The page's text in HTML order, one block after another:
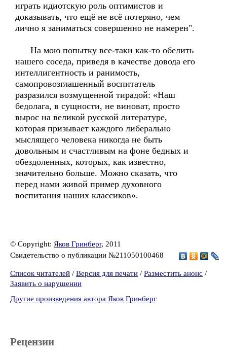
играть идиотскую роль оптимистов и
доказывать, что ещё не всё потеряно, чем
лично я заниматься совершенно не намерен".
На мою попытку все-таки как-то обелить
нашего соседа, приведя в качестве довода его
интеллигентность и ранимость,
самопровозглашенный воспитатель
разразился возмущенной тирадой: «Наш
бедолага, в сущности, не виноват, просто
вырос на великой русской литературе,
которая призывает каждого либерально
мыслящего человека никогда не быть
довольным и счастливым на фоне бедных и
обездоленных, которых, как известно,
значительно больше. Можно сказать, что
перед нами живой пример духовного
воспитания наших классиков».
© Copyright: Яков Гринберг, 2011
Свидетельство о публикации №211050100468
Список читателей / Версия для печати / Разместить анонс /
Заявить о нарушении
Другие произведения автора Яков Гринберг
Рецензии